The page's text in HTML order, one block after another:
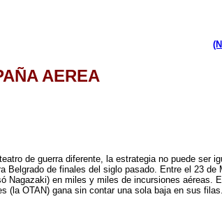
AEREA
de guerra diferente, la estrategia no puede ser
Belgrado de finales del siglo pasado. Entre el 23 de
Nagazaki) en miles y miles de incursiones aéreas.
(la OTAN) gana sin contar una sola baja en sus filas.